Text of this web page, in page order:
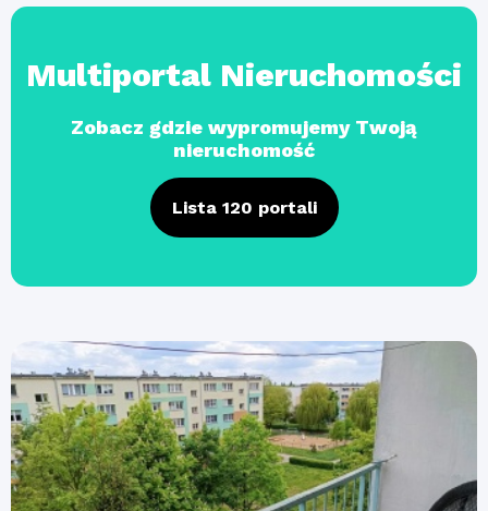
Multiportal Nieruchomości
Zobacz gdzie wypromujemy Twoją
nieruchomość
Lista 120 portali